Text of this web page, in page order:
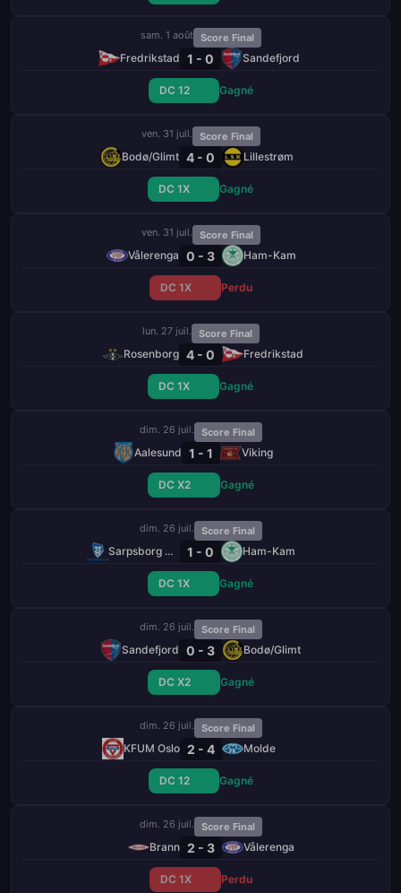
sam. 1 août Score Final
Fredrikstad 1 - 0 Sandefjord
DC 12 Gagné
ven. 31 juil. Score Final
Bodø/Glimt 4 - 0 Lillestrøm
DC 1X Gagné
ven. 31 juil. Score Final
Vålerenga 0 - 3 Ham-Kam
DC 1X Perdu
lun. 27 juil. Score Final
Rosenborg 4 - 0 Fredrikstad
DC 1X Gagné
dim. 26 juil. Score Final
Aalesund 1 - 1 Viking
DC X2 Gagné
dim. 26 juil. Score Final
Sarpsborg 08 FF 1 - 0 Ham-Kam
DC 1X Gagné
dim. 26 juil. Score Final
Sandefjord 0 - 3 Bodø/Glimt
DC X2 Gagné
dim. 26 juil. Score Final
KFUM Oslo 2 - 4 Molde
DC 12 Gagné
dim. 26 juil. Score Final
Brann 2 - 3 Vålerenga
DC 1X Perdu